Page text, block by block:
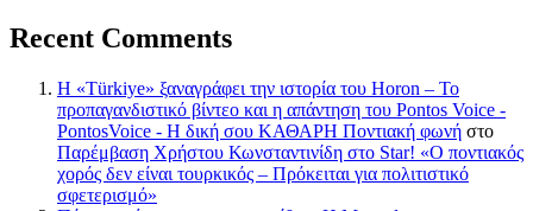
Recent Comments
Η «Türkiye» ξαναγράφει την ιστορία του Horon – Το
προπαγανδιστικό βίντεο και η απάντηση του Pontos Voice -
PontosVoice - H δική σου ΚΑΘΑΡΗ Ποντιακή φωνή στο
Παρέμβαση Χρήστου Κωνσταντινίδη στο Star! «Ο ποντιακός
χορός δεν είναι τουρκικός – Πρόκειται για πολιτιστικό
σφετερισμό»